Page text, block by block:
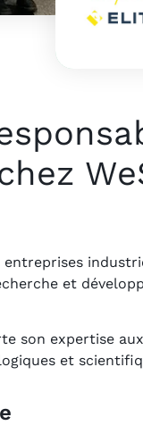
entreprises
et
son expertise
et